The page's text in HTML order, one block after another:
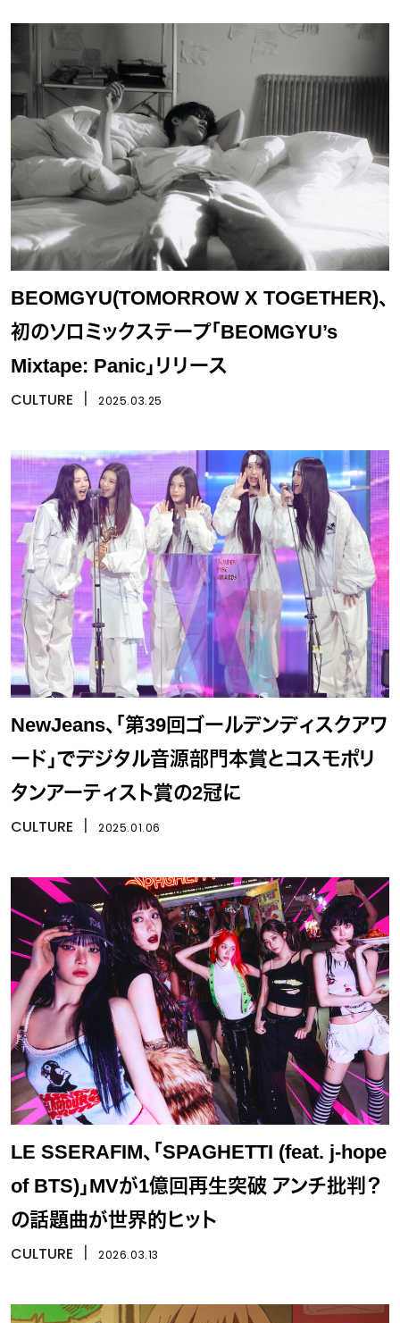
BEOMGYU(TOMORROW X TOGETHER)、
初のソロミックステープ「BEOMGYU’s
Mixtape: Panic」リリース
CULTURE 2025.03.25
NewJeans、「第39回ゴールデンディスクアワ
ード」でデジタル音源部門本賞とコスモポリ
タンアーティスト賞の2冠に
CULTURE 2025.01.06
LE SSERAFIM、「SPAGHETTI (feat. j-hope
of BTS)」MVが1億回再生突破 アンチ批判？
の話題曲が世界的ヒット
CULTURE 2026.03.13